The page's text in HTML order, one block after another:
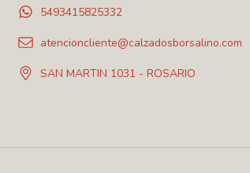
5493415825332
atencioncliente@calzadosborsalino.com
SAN MARTIN 1031 - ROSARIO